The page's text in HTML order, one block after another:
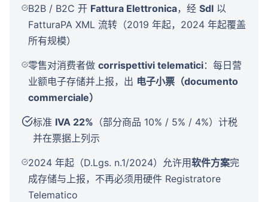
B2B / B2C 开 Fattura Elettronica，经SdI 以
FatturaPA XML 流转（2019 年起，2024 年起覆盖
所有规模）
零售对消费者做 corrispettivi telematici：每日营
业额电子存储并上报，出 电子小票（documento
commerciale）
标准 IVA 22% （部分商品 10% / 5% / 4%）计税
并在票据上列示
2024 年起（D.Lgs. n.1/2024）允许用软件方案完
成存储与上报，不再必须用硬件 Registratore
Telematico